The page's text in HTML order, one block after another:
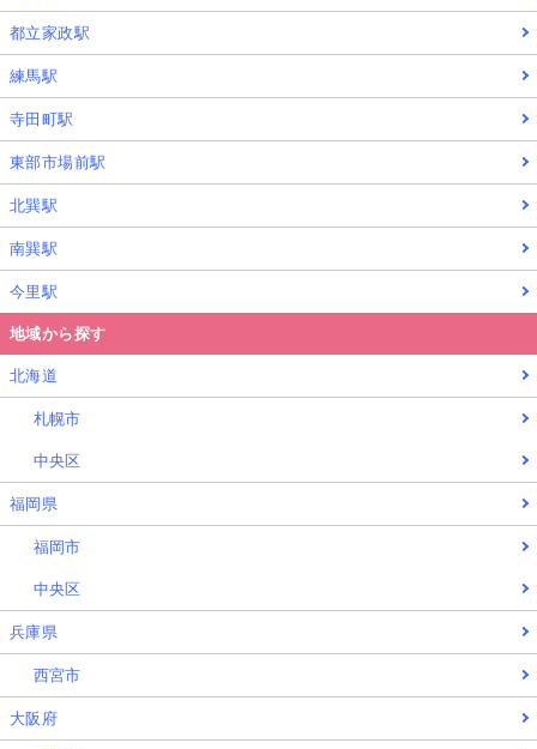
都立家政駅
練馬駅
寺田町駅
東部市場前駅
北巽駅
南巽駅
今里駅
地域から探す
北海道
札幌市
中央区
福岡県
福岡市
中央区
兵庫県
西宮市
大阪府